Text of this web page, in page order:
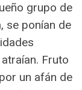
grupo de
se ponían de
Fruto
un afán de